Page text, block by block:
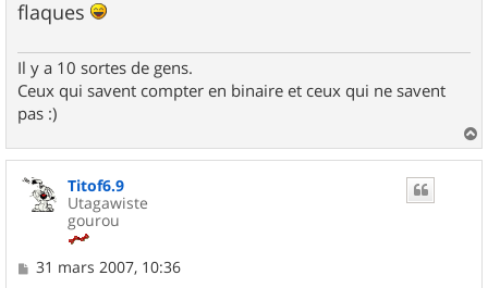
flaques
Il y a 10 sortes de gens.
Ceux qui savent compter en binaire et ceux qui ne savent
pas :)
a
Titof6.9
Utagawiste
gourou
M
31 mars 2007, 10:36